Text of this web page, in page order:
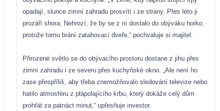
opadají, slunce zimní zahradu prosvítí i ze strany. Přes léto ji
prozáří shora. Nehrozí, že by se z ní dostalo do obýváku horko,
protože tomu brání zatahovací dveře,“ pochvaluje si majitel.
Přirozené světlo se do obývacího prostoru dostane z jihu přes
zimní zahradu i ze severu přes kuchyňské okno. „Ale není ho
zase přespříliš, aby třeba znemožňovalo sledování televize nebo
hatilo atmosféru z plápolajícího krbu, který dokáže celý dům
prohřát za patnáct minut,“ upřesňuje investor.